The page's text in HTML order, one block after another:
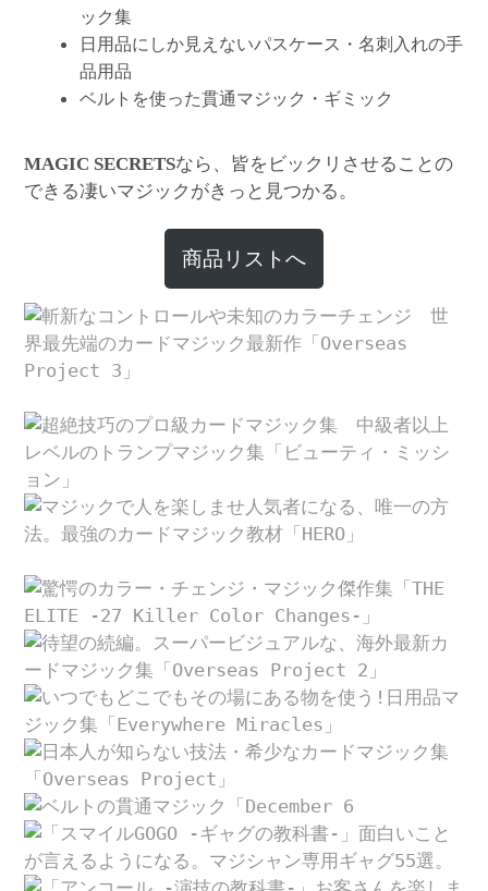
ック集
日用品にしか見えないパスケース・名刺入れの手
品用品
ベルトを使った貫通マジック・ギミック
MAGIC SECRETSなら、皆をビックリさせることの
できる凄いマジックがきっと見つかる。
商品リストへ